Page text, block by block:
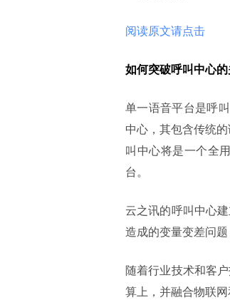
阅读原文请点击
如何突破呼叫中心
单一语音平台是呼
中心，其包含传统
叫中心将是一个全
台。
云之讯的呼叫中心
造成的变量变差问
随着行业技术和客
算上，并融合物联网